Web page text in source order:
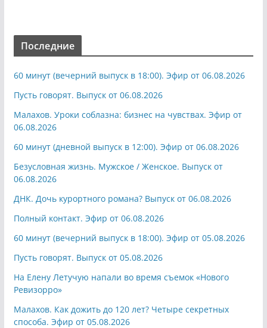
Последние
60 минут (вечерний выпуск в 18:00). Эфир от 06.08.2026
Пусть говорят. Выпуск от 06.08.2026
Малахов. Уроки соблазна: бизнес на чувствах. Эфир от
06.08.2026
60 минут (дневной выпуск в 12:00). Эфир от 06.08.2026
Безусловная жизнь. Мужское / Женское. Выпуск от
06.08.2026
ДНК. Дочь курортного романа? Выпуск от 06.08.2026
Полный контакт. Эфир от 06.08.2026
60 минут (вечерний выпуск в 18:00). Эфир от 05.08.2026
Пусть говорят. Выпуск от 05.08.2026
На Елену Летучую напали во время съемок «Нового
Ревизорро»
Малахов. Как дожить до 120 лет? Четыре секретных
способа. Эфир от 05.08.2026